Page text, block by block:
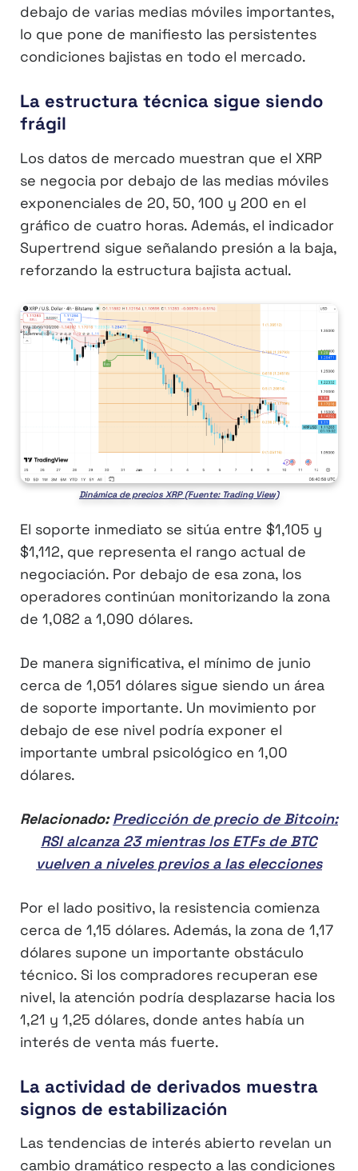
debajo de varias medias móviles importantes,
lo que pone de manifiesto las persistentes
condiciones bajistas en todo el mercado.
La estructura técnica sigue siendo
frágil
Los datos de mercado muestran que el XRP
se negocia por debajo de las medias móviles
exponenciales de 20, 50, 100 y 200 en el
gráfico de cuatro horas. Además, el indicador
Supertrend sigue señalando presión a la baja,
reforzando la estructura bajista actual.
Dinámica de precios XRP (Fuente: Trading View)
El soporte inmediato se sitúa entre $1,105 y
$1,112, que representa el rango actual de
negociación. Por debajo de esa zona, los
operadores continúan monitorizando la zona
de 1,082 a 1,090 dólares.
De manera significativa, el mínimo de junio
cerca de 1,051 dólares sigue siendo un área
de soporte importante. Un movimiento por
debajo de ese nivel podría exponer el
importante umbral psicológico en 1,00
dólares.
Relacionado:Predicción de precio de Bitcoin:
RSI alcanza 23 mientras los ETFs de BTC
vuelven a niveles previos a las elecciones
Por el lado positivo, la resistencia comienza
cerca de 1,15 dólares. Además, la zona de 1,17
dólares supone un importante obstáculo
técnico. Si los compradores recuperan ese
nivel, la atención podría desplazarse hacia los
1,21 y 1,25 dólares, donde antes había un
interés de venta más fuerte.
La actividad de derivados muestra
signos de estabilización
Las tendencias de interés abierto revelan un
cambio dramático respecto a las condiciones